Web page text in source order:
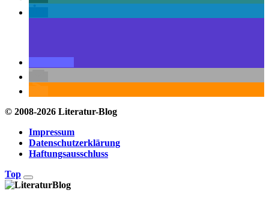
© 2008-2026 Literatur-Blog
Impressum
Datenschutzerklärung
Haftungsausschluss
Top